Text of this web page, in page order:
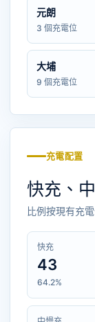
元朗
3 個充電位
大埔
9 個充電位
充電配置
快充、
比例按現有充
快充
43
64.2%